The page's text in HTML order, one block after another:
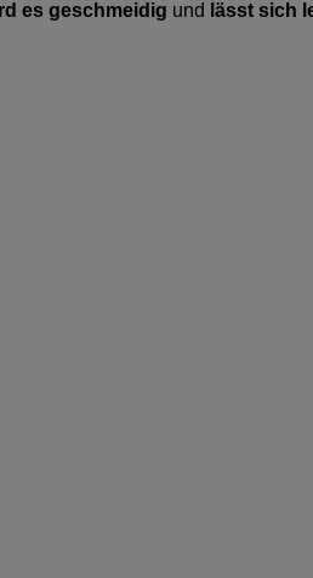
es geschmeidig und lässt sich